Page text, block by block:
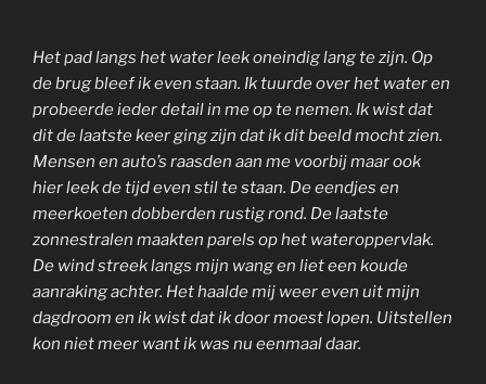
Het pad langs het water leek oneindig lang te zijn. Op
de brug bleef ik even staan. Ik tuurde over het water en
probeerde ieder detail in me op te nemen. Ik wist dat
dit de laatste keer ging zijn dat ik dit beeld mocht zien.
Mensen en auto’s raasden aan me voorbij maar ook
hier leek de tijd even stil te staan. De eendjes en
meerkoeten dobberden rustig rond. De laatste
zonnestralen maakten parels op het wateroppervlak.
De wind streek langs mijn wang en liet een koude
aanraking achter. Het haalde mij weer even uit mijn
dagdroom en ik wist dat ik door moest lopen. Uitstellen
kon niet meer want ik was nu eenmaal daar.